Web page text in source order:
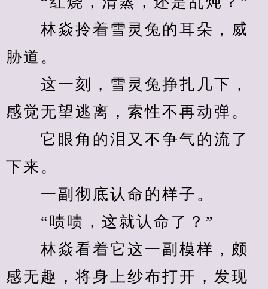
林焱拎着雪灵兔的耳朵，威
胁道。
这一刻，雪灵兔挣扎几下，
感觉无望逃离，索性不再动弹。
它眼角的泪又不争气的流了
下来。
一副彻底认命的样子。
“啧啧，这就认命了？”
林焱看着它这一副模样，颇
感无趣，将身上纱布打开，发现